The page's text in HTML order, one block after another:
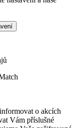
o akcích
Vám příslušné